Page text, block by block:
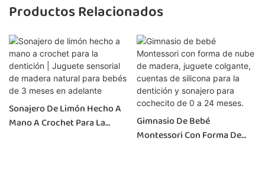
Productos Relacionados
Sonajero De Limón Hecho A
Mano A Crochet Para La
Gimnasio De Bebé
Montessori Con Forma De